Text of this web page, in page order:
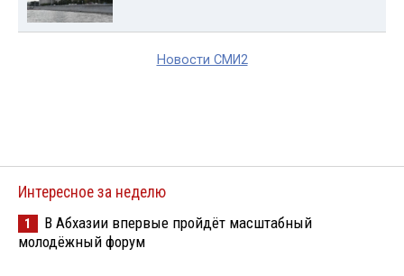
Новости СМИ2
Интересное за неделю
1
В Абхазии впервые пройдёт масштабный
молодёжный форум